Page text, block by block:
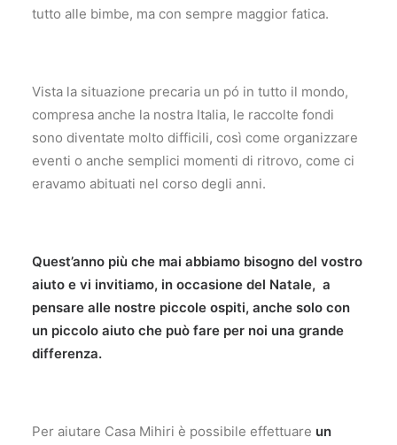
tutto alle bimbe, ma con sempre maggior fatica.
Vista la situazione precaria un pó in tutto il mondo,
compresa anche la nostra Italia, le raccolte fondi
sono diventate molto difficili, così come organizzare
eventi o anche semplici momenti di ritrovo, come ci
eravamo abituati nel corso degli anni.
Quest’anno più che mai abbiamo bisogno del vostro
aiuto e vi invitiamo, in occasione del Natale, a
pensare alle nostre piccole ospiti, anche solo con
un piccolo aiuto che può fare per noi una grande
differenza.
Per aiutare Casa Mihiri è possibile effettuare un